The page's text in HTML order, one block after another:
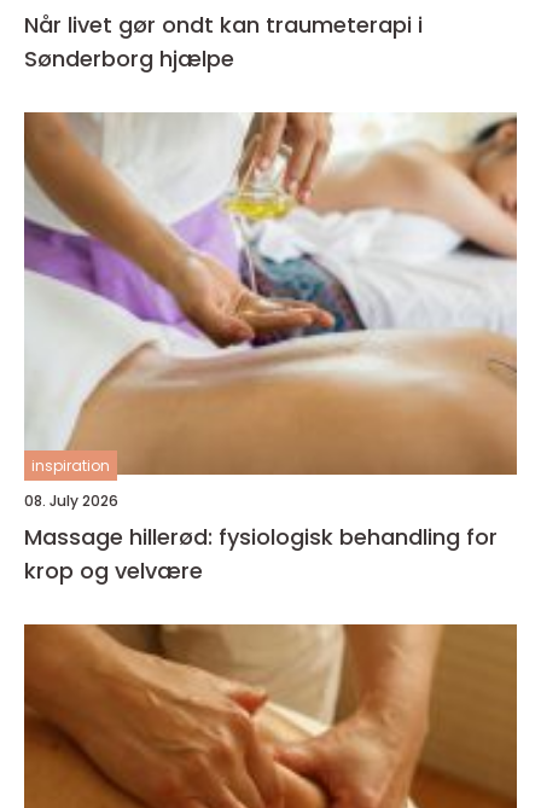
Når livet gør ondt kan traumeterapi i
Sønderborg hjælpe
inspiration
08. July 2026
Massage hillerød: fysiologisk behandling for
krop og velvære